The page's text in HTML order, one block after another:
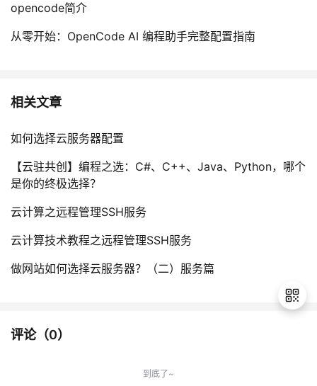
opencode简介
从零开始：OpenCode AI 编程助手完整配置指南
相关文章
如何选择云服务器配置
【云驻共创】编程之选：C#、C++、Java、Python，哪个
是你的终极选择？
云计算之远程管理SSH服务
云计算技术教程之远程管理SSH服务
做网站如何选择云服务器？（二）服务篇
评论（0）
到底了~